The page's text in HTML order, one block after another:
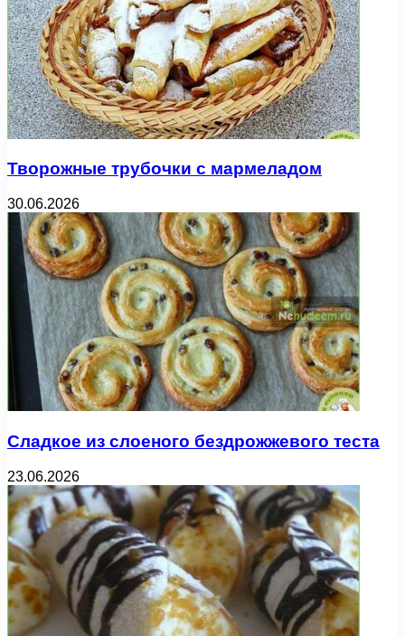
Творожные трубочки с мармеладом
30.06.2026
Сладкое из слоеного бездрожжевого теста
23.06.2026